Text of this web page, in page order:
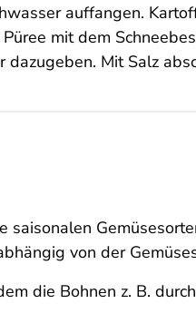
auffangen.
mit dem
Mit Salz
saisonalen
von der
die Bohnen z. B.